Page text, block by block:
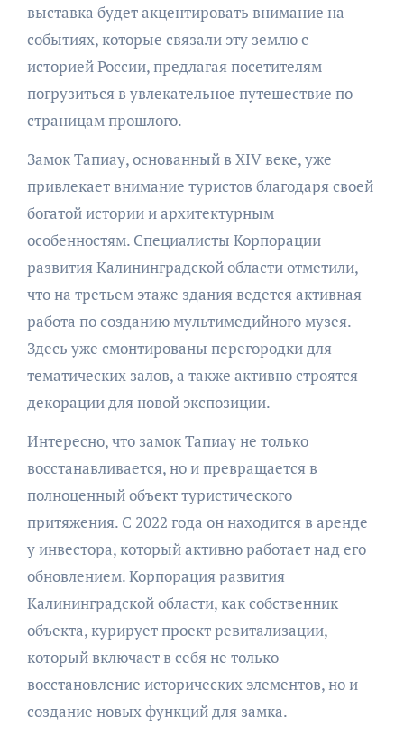
выставка будет акцентировать внимание на
событиях, которые связали эту землю с
историей России, предлагая посетителям
погрузиться в увлекательное путешествие по
страницам прошлого.
Замок Тапиау, основанный в XIV веке, уже
привлекает внимание туристов благодаря своей
богатой истории и архитектурным
особенностям. Специалисты Корпорации
развития Калининградской области отметили,
что на третьем этаже здания ведется активная
работа по созданию мультимедийного музея.
Здесь уже смонтированы перегородки для
тематических залов, а также активно строятся
декорации для новой экспозиции.
Интересно, что замок Тапиау не только
восстанавливается, но и превращается в
полноценный объект туристического
притяжения. С 2022 года он находится в аренде
у инвестора, который активно работает над его
обновлением. Корпорация развития
Калининградской области, как собственник
объекта, курирует проект ревитализации,
который включает в себя не только
восстановление исторических элементов, но и
создание новых функций для замка.